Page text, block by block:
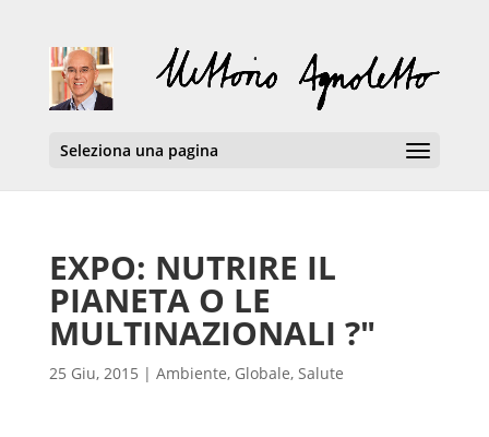
Seleziona una pagina
EXPO: NUTRIRE IL
PIANETA O LE
MULTINAZIONALI ?"
25 Giu, 2015 | Ambiente, Globale, Salute